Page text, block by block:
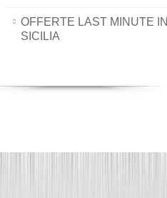
OFFERTE LAST MINUTE IN
SICILIA